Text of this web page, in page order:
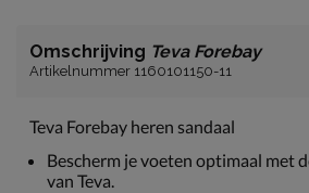
Omschrijving Teva Forebay
Artikelnummer 1160101150-11
Teva Forebay heren sandaal
Bescherm je voeten optimaal met
van Teva.